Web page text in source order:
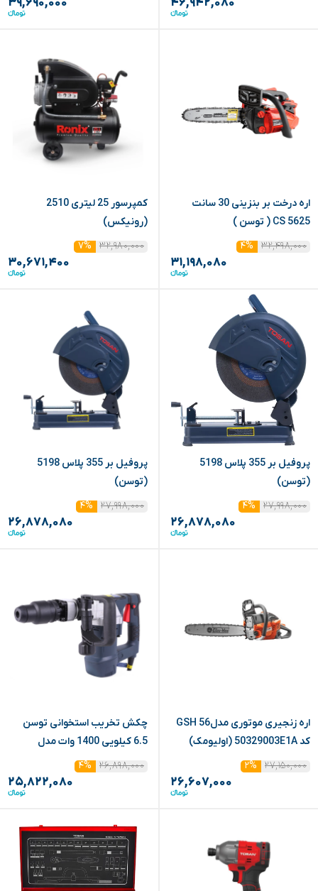
اره درخت بر بنزینی 30 سانت
5625 CS ( توسن )
۳۲,۴۹۸,۰۰۰
۴%
۳۱,۱۹۸,۰۸۰
کمپرسور 25 لیتری 2510
(رونیکس)
۳۲,۹۸۰,۰۰۰
۷%
۳۰,۶۷۱,۴۰۰
پروفیل بر 355 پلاس 5198
(توسن)
۲۷,۹۹۸,۰۰۰
۴%
۲۶,۸۷۸,۰۸۰
پروفیل بر 355 پلاس 5198
(توسن)
۲۷,۹۹۸,۰۰۰
۴%
۲۶,۸۷۸,۰۸۰
اره زنجیری موتوری مدلGSH 56
کد 50329003E1A (اولیومک)
(ابزار سرا)
۲۷,۱۵۰,۰۰۰ ۲%
۲۶,۶۰۷,۰۰۰
چکش تخریب استخوانی توسن
6.5 کیلویی 1400 وات مدل
۲۶,۸۹۸,۰۰۰ ۴%
۲۵,۸۲۲,۰۸۰